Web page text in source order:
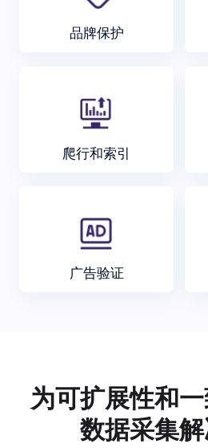
品牌保护
爬行和索引
广告验证
为可扩展性和
数据采集